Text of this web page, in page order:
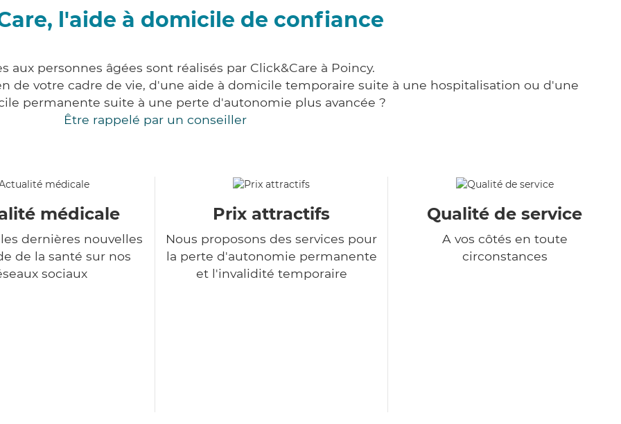
l'aide à domicile de confiance
aux personnes âgées sont réalisés par Click&Care à Poincy.
de votre cadre de vie, d'une aide à domicile temporaire suite à une hospitalisation ou d'une
permanente suite à une perte d'autonomie plus avancée ?
Être rappelé par un conseiller
médicale
dernières nouvelles
de la santé sur nos
sociaux
Prix attractifs
Nous proposons des services pour
la perte d'autonomie permanente
et l'invalidité temporaire
Qualité de service
A vos côtés en toute
circonstances